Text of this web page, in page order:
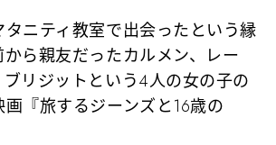
ニティ教室で出会ったという縁
ら親友だったカルメン、レー
リジットという4人の女の子の
『旅するジーンズと16歳の